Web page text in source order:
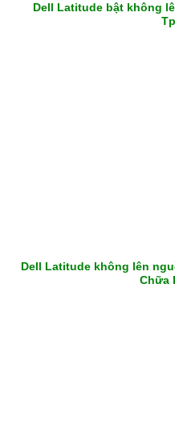
Dell Latitude bật không
Dell Latitude không lên
Chữa